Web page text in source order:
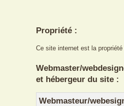
Propriété :
Ce site internet est la propriété
Webmaster/
et hébergeur du site :
Webmasteur/